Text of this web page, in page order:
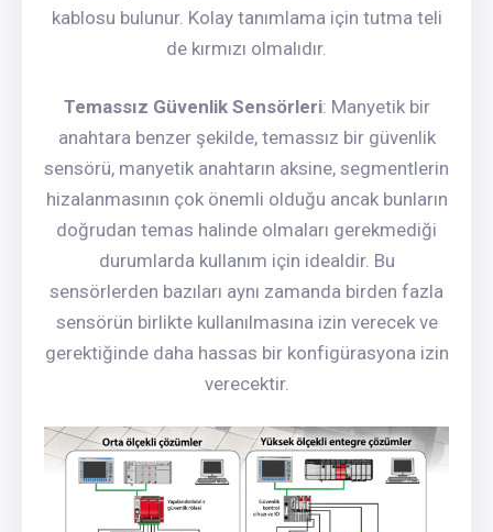
kablosu bulunur. Kolay tanımlama için tutma teli
de kırmızı olmalıdır.
Temassız Güvenlik Sensörleri: Manyetik bir
anahtara benzer şekilde, temassız bir güvenlik
sensörü, manyetik anahtarın aksine, segmentlerin
hizalanmasının çok önemli olduğu ancak bunların
doğrudan temas halinde olmaları gerekmediği
durumlarda kullanım için idealdir. Bu
sensörlerden bazıları aynı zamanda birden fazla
sensörün birlikte kullanılmasına izin verecek ve
gerektiğinde daha hassas bir konfigürasyona izin
verecektir.